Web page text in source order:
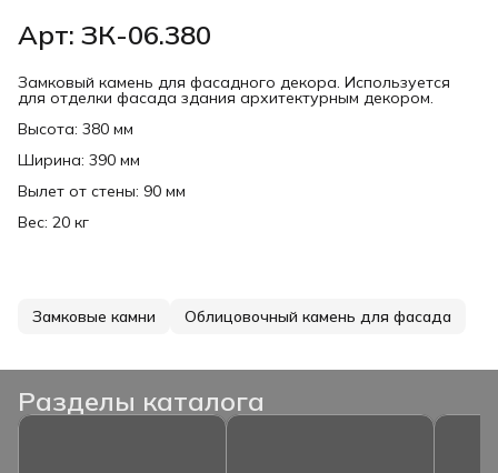
Арт: ЗК-06.380
Замковый камень для фасадного декора. Используется
для отделки фасада здания архитектурным декором.
Высота: 380 мм
Ширина: 390 мм
Вылет от стены: 90 мм
Вес: 20 кг
Замковые камни Облицовочный камень для фасада
Разделы каталога